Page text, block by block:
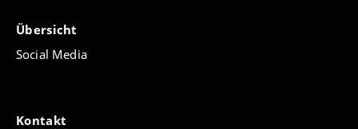
Übersicht
Social Media
Kontakt